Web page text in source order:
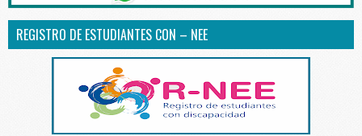
REGISTRO DE ESTUDIANTES CON – NEE